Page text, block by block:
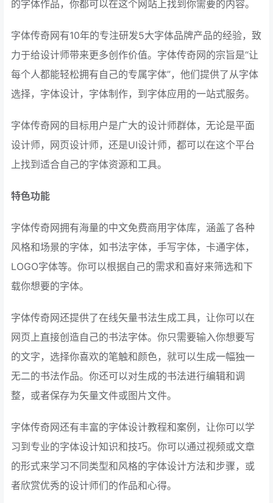
的字体作品，你都可以在这个网站上找到你需要的内容。
字体传奇网有10年的专注研发5大字体品牌产品的经验，致
力于给设计师带来更多创作价值。字体传奇网的宗旨是“让
每个人都能轻松拥有自己的专属字体”，他们提供了从字体
选择，字体设计，字体制作，到字体应用的一站式服务。
字体传奇网的目标用户是广大的设计师群体，无论是平面
设计师，网页设计师，还是UI设计师，都可以在这个平台
上找到适合自己的字体资源和工具。
特色功能
字体传奇网拥有海量的中文免费商用字体库，涵盖了各种
风格和场景的字体，如书法字体，手写字体，卡通字体，
LOGO字体等。你可以根据自己的需求和喜好来筛选和下
载你想要的字体。
字体传奇网还提供了在线矢量书法生成工具，让你可以在
网页上直接创造自己的书法字体。你只需要输入你想要写
的文字，选择你喜欢的笔触和颜色，就可以生成一幅独一
无二的书法作品。你还可以对生成的书法进行编辑和调
整，或者保存为矢量文件或图片文件。
字体传奇网还有丰富的字体设计教程和案例，让你可以学
习到专业的字体设计知识和技巧。你可以通过视频或文章
的形式来学习不同类型和风格的字体设计方法和步骤，或
者欣赏优秀的设计师们的作品和心得。